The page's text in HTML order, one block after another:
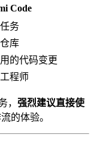
Code
务
库
的代码变更
程师
， 强烈建议直接使
的体验。